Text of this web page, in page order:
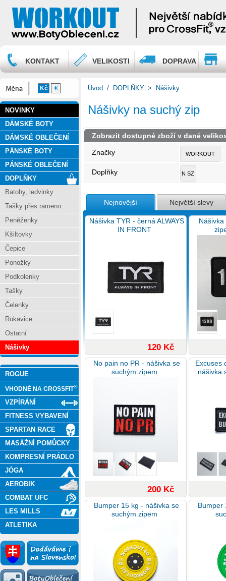
KONTAKT VELIKOSTI DOPRAVA
Kč €
NOVINKY
DÁMSKÉ BOTY
DÁMSKÉ OBLEČENÍ
PÁNSKÉ BOTY
PÁNSKÉ OBLEČENÍ
DOPLŇKY
Batohy, ledvinky
Tašky přes rameno
Peněženky
Kšiltovky
Čepice
Ponožky
Podkolenky
Tašky
Čelenky
Rukavice
Ostatní
Nášivky
ROGUE
VHODNÉ NA CROSSFIT®
VZPÍRÁNÍ
FITNESS VYBAVENÍ
SPARTAN RACE
MASÁŽNÍ POMŮCKY
KOMPRESNÍ PRÁDLO
JÓGA
AEROBIK
COMBAT UFC
LES MILLS
ATLETIKA
Úvod / DOPLŇKY > Nášivky
Nášivky na suchý zip
Zobrazit dostupné zboží v dané
Značky WORKOUT
Doplňky N SZ
Nejnovější Největší slevy
Nášivka TYR - černá ALWAYS
IN FRONT
120 Kč
No pain no PR - nášivka se
suchým zipem
200 Kč
Excuses
nášivka
Bumper 15 kg - nášivka se
suchým zipem
Bumper